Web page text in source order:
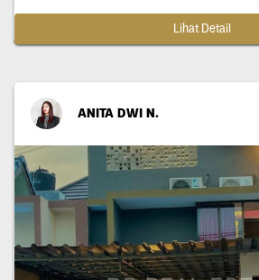
Lihat Detail
ANITA DWI N.